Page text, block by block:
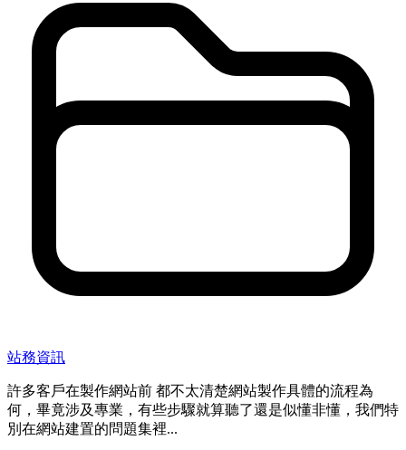
站務資訊
許多客戶在製作網站前 都不太清楚網站製作具體的流程為
何，畢竟涉及專業，有些步驟就算聽了還是似懂非懂，我們特
別在網站建置的問題集裡...